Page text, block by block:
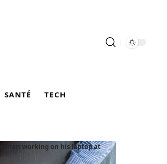
SANTÉ TECH
man working on his laptop at